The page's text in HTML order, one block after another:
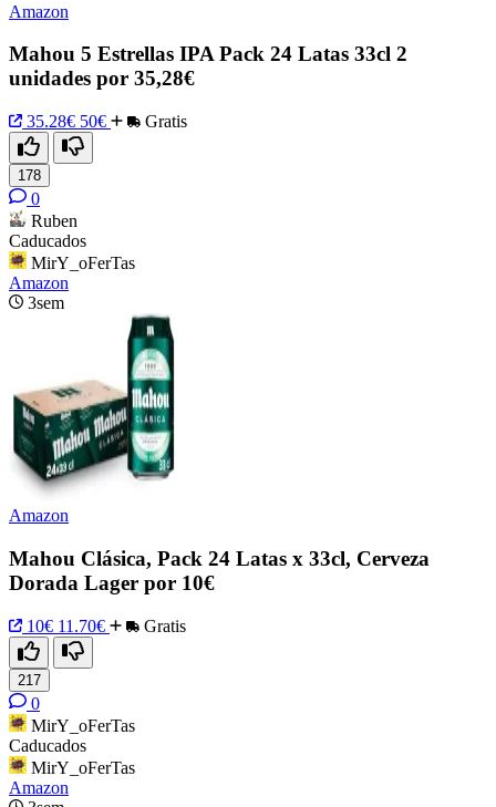
Amazon
Mahou 5 Estrellas IPA Pack 24 Latas 33cl 2
unidades por 35,28€
35.28€ 50€ Gratis
178
0
Ruben
Caducados
MirY_oFerTas
Amazon
3sem
Amazon
Mahou Clásica, Pack 24 Latas x 33cl, Cerveza
Dorada Lager por 10€
10€ 11.70€ Gratis
217
0
MirY_oFerTas
Caducados
MirY_oFerTas
Amazon